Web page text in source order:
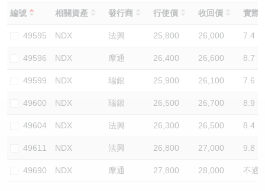
編號 相關資產 發行商 行使價 收回價 實際
49595 NDX 法興 25,800 26,000 7.4
49596 NDX 摩通 26,400 26,600 8.7
49599 NDX 瑞銀 25,900 26,100 7.6
49600 NDX 瑞銀 26,500 26,700 8.9
49604 NDX 法興 26,300 26,500 8.4
49611 NDX 法興 26,800 27,000 9.8
49690 NDX 摩通 27,800 28,000 不適
認股證速算機
認股證/牛熊證日誌
認股證文件及公告
已收回牛熊證剩餘價值
牛熊證到期結算價查詢
牛熊證分析儀
牛熊證文件及公告
三十大平均引伸波幅
相關資產沽空
中資ETFs溢價比較
AH 股價對照
ADR
認股證牛熊證常問問題